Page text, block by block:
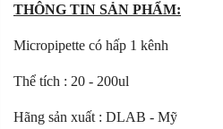
THÔNG TIN SẢN PHẨM:
Micropipette có hấp 1 kênh
Thể tích : 20 - 200ul
Hãng sản xuất : DLAB - Mỹ